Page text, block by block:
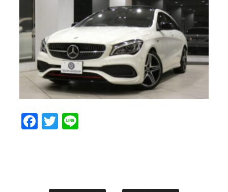
Facebook
Twitter